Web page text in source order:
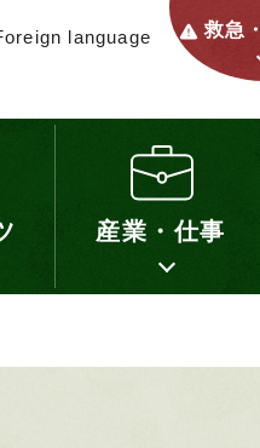
language 救急
産業・仕事